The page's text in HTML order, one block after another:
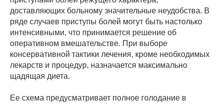
доставляющих больному значительные неудобства. В
ряде случаев приступы болей могут быть настолько
интенсивными, что принимается решение об
оперативном вмешательстве. При выборе
консервативной тактики лечения, кроме необходимых
лекарств и процедур, назначается максимально
щадящая диета.
Ее схема предусматривает полное голодание в